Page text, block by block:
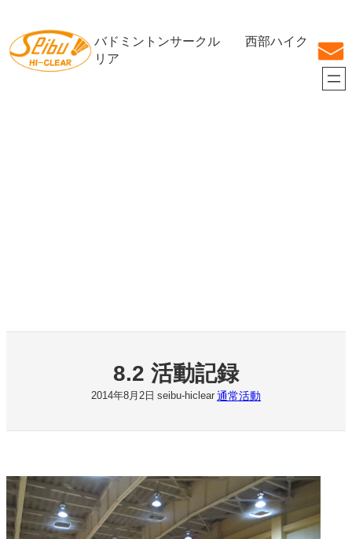
を
ス
バドミントンサークル 西部ハイク
リア
8.2 活動記録
2014年8月2日 seibu-hiclear 通常活動